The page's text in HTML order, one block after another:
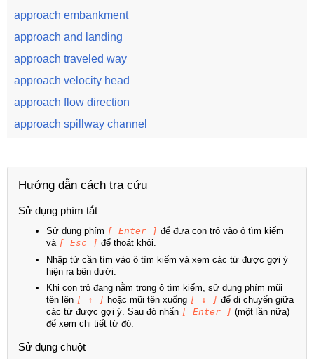
approach embankment
approach and landing
approach traveled way
approach velocity head
approach flow direction
approach spillway channel
Hướng dẫn cách tra cứu
Sử dụng phím tắt
Sử dụng phím [ Enter ] để đưa con trỏ vào ô tìm kiếm
và [ Esc ] để thoát khỏi.
Nhập từ cần tìm vào ô tìm kiếm và xem các từ được gợi ý
hiện ra bên dưới.
Khi con trỏ đang nằm trong ô tìm kiếm, sử dụng phím mũi
tên lên [ ↑ ] hoặc mũi tên xuống [ ↓ ] để di chuyển giữa
các từ được gợi ý. Sau đó nhấn [ Enter ] (một lần nữa)
để xem chi tiết từ đó.
Sử dụng chuột